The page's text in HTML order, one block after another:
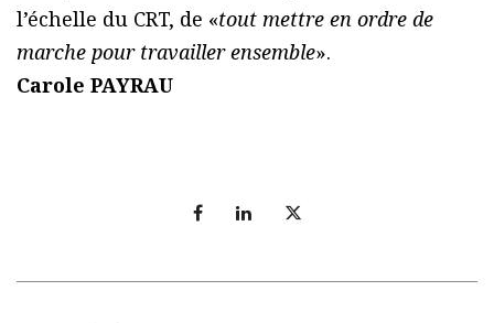
l’échelle du CRT, de «tout mettre en ordre de
marche pour travailler ensemble».
Carole PAYRAU